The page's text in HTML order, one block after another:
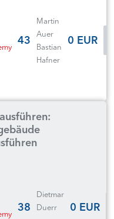
43
Martin
Auer
Bastian
Hafner
0 EUR
38
Dietmar
Duerr
0 EUR